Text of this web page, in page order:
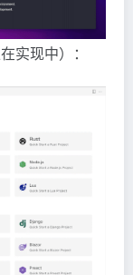
实现中）：